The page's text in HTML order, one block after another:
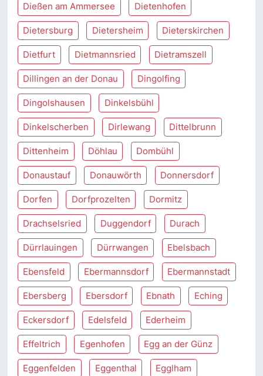
Dießen am Ammersee Dietenhofen
Dietersburg Dietersheim Dieterskirchen
Dietfurt Dietmannsried Dietramszell
Dillingen an der Donau Dingolfing
Dingolshausen Dinkelsbühl
Dinkelscherben Dirlewang Dittelbrunn
Dittenheim Döhlau Dombühl
Donaustauf Donauwörth Donnersdorf
Dorfen Dorfprozelten Dormitz
Drachselsried Duggendorf Durach
Dürrlauingen Dürrwangen Ebelsbach
Ebensfeld Ebermannsdorf Ebermannstadt
Ebersberg Ebersdorf Ebnath Eching
Eckersdorf Edelsfeld Ederheim
Effeltrich Egenhofen Egg an der Günz
Eggenfelden Eggenthal Egglham